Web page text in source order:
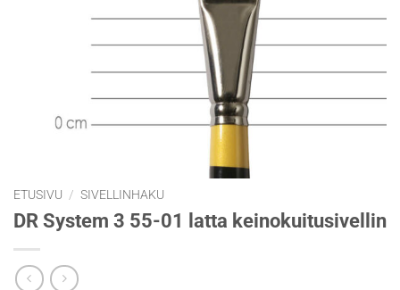
ETUSIVU / SIVELLINHAKU
DR System 3 55-01 latta keinokuitusivellin